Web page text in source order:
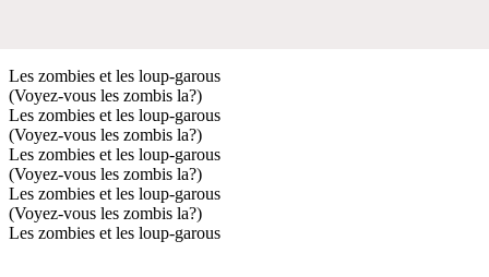
Les zombies et les loup-garous
(Voyez-vous les zombis la?)
Les zombies et les loup-garous
(Voyez-vous les zombis la?)
Les zombies et les loup-garous
(Voyez-vous les zombis la?)
Les zombies et les loup-garous
(Voyez-vous les zombis la?)
Les zombies et les loup-garous